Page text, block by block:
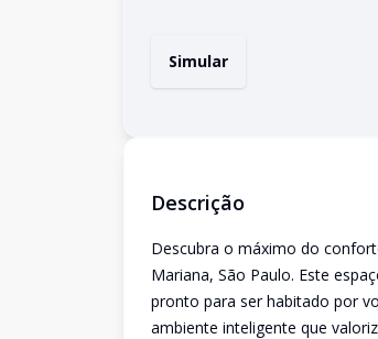
Simular
Descrição
Descubra o máximo do
Mariana, São Paulo. Este
pronto para ser habitado por
ambiente inteligente que